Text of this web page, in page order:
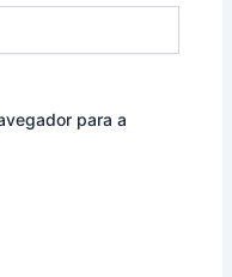
para a